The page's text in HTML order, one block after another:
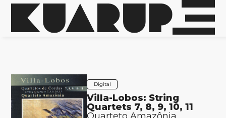
Digital
Villa-Lobos: String
Quartets 7, 8, 9, 10, 11
Quarteto Amazônia